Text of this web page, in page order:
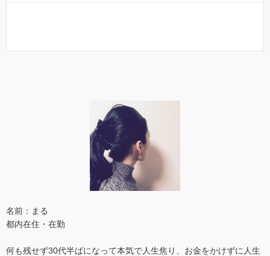
名前：まる
都内在住・在勤
何も残せず30代半ばになって本気で人生焦り、お金をかけずに人生